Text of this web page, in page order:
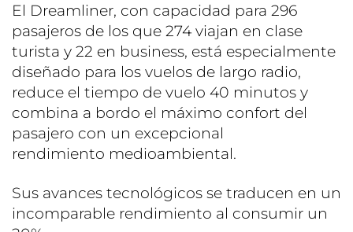
El Dreamliner, con capacidad para 296
pasajeros de los que 274 viajan en clase
turista y 22 en business, está especialmente
diseñado para los vuelos de largo radio,
reduce el tiempo de vuelo 40 minutos y
combina a bordo el máximo confort del
pasajero con un excepcional
rendimiento medioambiental.
Sus avances tecnológicos se traducen en un
incomparable rendimiento al consumir un